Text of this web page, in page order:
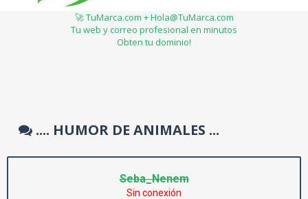
🚀 TuMarca.com + Hola@TuMarca.com
Tu web y correo profesional en minutos
Obten tu dominio!
.... HUMOR DE ANIMALES ...
Seba_Nenem
Sin conexión